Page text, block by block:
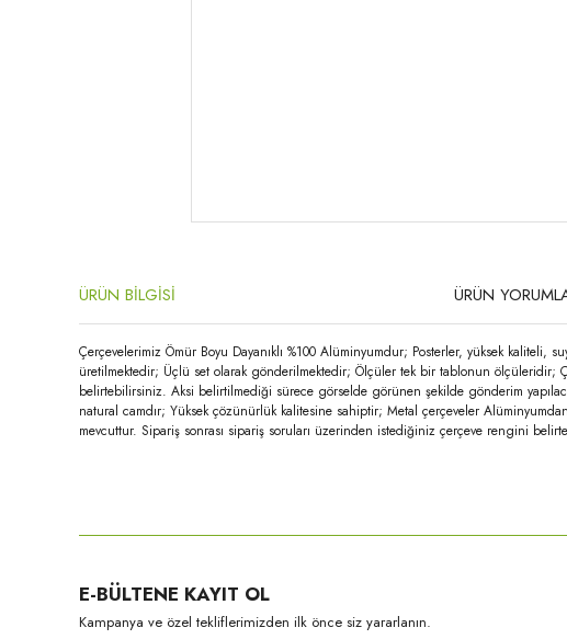
ÜRÜN BİLGİSİ ÜRÜN
Çerçevelerimiz Ömür Boyu Dayanıklı %100 Alüminyumdur; Posterler, yüksek kaliteli,
üretilmektedir; Üçlü set olarak gönderilmektedir; Ölçüler tek bir tablonun ölçüleridir;
belirtebilirsiniz. Aksi belirtilmediği sürece görselde görünen şekilde gönderim
natural camdır; Yüksek çözünürlük kalitesine sahiptir; Metal çerçeveler
mevcuttur. Sipariş sonrası sipariş soruları üzerinden istediğiniz çerçeve rengini
Ürün açıklamasında eksik bilgiler bulunuyor.
Ürün bilgilerinde hatalar bulunuyor.
E-BÜLTENE KAYIT OL
Kampanya ve özel tekliflerimizden ilk önce siz yararlanın.